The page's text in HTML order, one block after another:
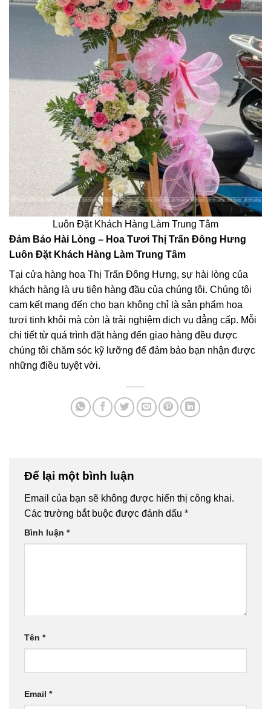
Luôn Đặt Khách Hàng Làm Trung Tâm
Đảm Bảo Hài Lòng – Hoa Tươi Thị Trấn Đông Hưng
Luôn Đặt Khách Hàng Làm Trung Tâm
Tại cửa hàng hoa Thị Trấn Đông Hưng, sự hài lòng của
khách hàng là ưu tiên hàng đầu của chúng tôi. Chúng tôi
cam kết mang đến cho bạn không chỉ là sản phẩm hoa
tươi tinh khôi mà còn là trải nghiệm dịch vụ đẳng cấp. Mỗi
chi tiết từ quá trình đặt hàng đến giao hàng đều được
chúng tôi chăm sóc kỹ lưỡng để đảm bảo bạn nhận được
những điều tuyệt vời.
Để lại một bình luận
Email của bạn sẽ không được hiển thị công khai.
Các trường bắt buộc được đánh dấu *
Bình luận *
Tên *
Email *